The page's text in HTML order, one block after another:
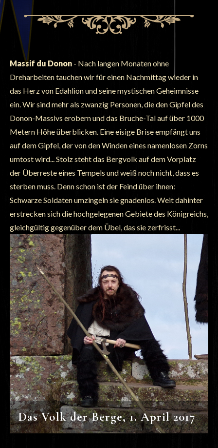
Massif du Donon - Nach langen Monaten ohne
Dreharbeiten tauchen wir für einen Nachmittag wieder in
das Herz von Edahlion und seine mystischen Geheimnisse
ein. Wir sind mehr als zwanzig Personen, die den Gipfel des
Donon-Massivs erobern und das Bruche-Tal auf über 1000
Metern Höhe überblicken. Eine eisige Brise empfängt uns
auf dem Gipfel, der von den Winden eines namenlosen Zorns
umtost wird... Stolz steht das Bergvolk auf dem Vorplatz
der Überreste eines Tempels und weiß noch nicht, dass es
sterben muss. Denn schon ist der Feind über ihnen:
Schwarze Soldaten umzingeln sie gnadenlos. Weit dahinter
erstrecken sich die hochgelegenen Gebiete des Königreichs,
gleichgültig gegenüber dem Übel, das sie zerfrisst...
Das Volk der Berge, 1. April 2017